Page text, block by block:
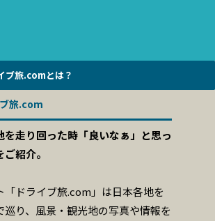
ブ旅.comとは？
旅.com
を走り回った時「良いなぁ」と思っ
紹介。
「ドライブ旅.com」は日本各地を
巡り、風景・観光地の写真や情報を